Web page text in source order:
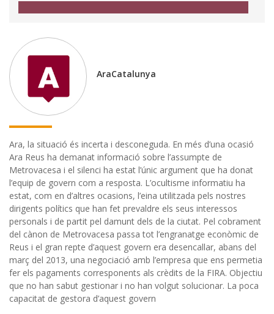
AraCatalunya
Ara, la situació és incerta i desconeguda. En més d’una ocasió
Ara Reus ha demanat informació sobre l’assumpte de
Metrovacesa i el silenci ha estat l’únic argument que ha donat
l’equip de govern com a resposta. L’ocultisme informatiu ha
estat, com en d’altres ocasions, l’eina utilitzada pels nostres
dirigents polítics que han fet prevaldre els seus interessos
personals i de partit pel damunt dels de la ciutat. Pel cobrament
del cànon de Metrovacesa passa tot l’engranatge econòmic de
Reus i el gran repte d’aquest govern era desencallar, abans del
març del 2013, una negociació amb l’empresa que ens permetia
fer els pagaments corresponents als crèdits de la FIRA. Objectiu
que no han sabut gestionar i no han volgut solucionar. La poca
capacitat de gestora d’aquest govern